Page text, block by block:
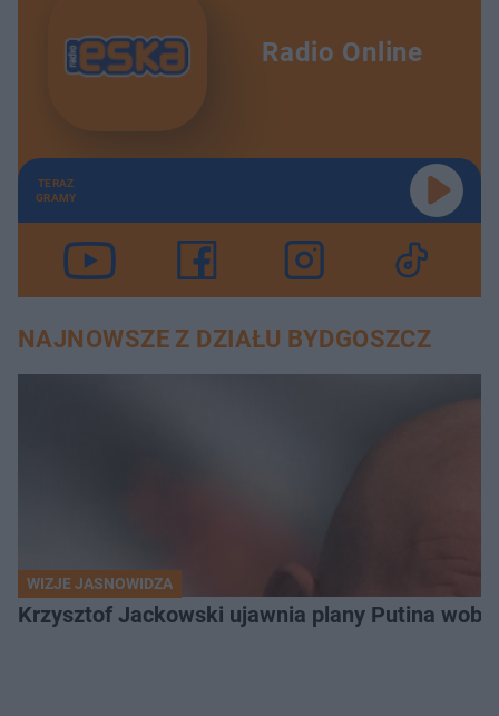
Radio Online
TERAZ
GRAMY
NAJNOWSZE Z DZIAŁU BYDGOSZCZ
WIZJE JASNOWIDZA
Krzysztof Jackowski ujawnia plany Putina